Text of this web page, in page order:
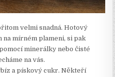
velmi snadná. Hotový
mírném plameni, si pak
minerálky nebo čisté
na vás.
a pískový cukr. Někteří